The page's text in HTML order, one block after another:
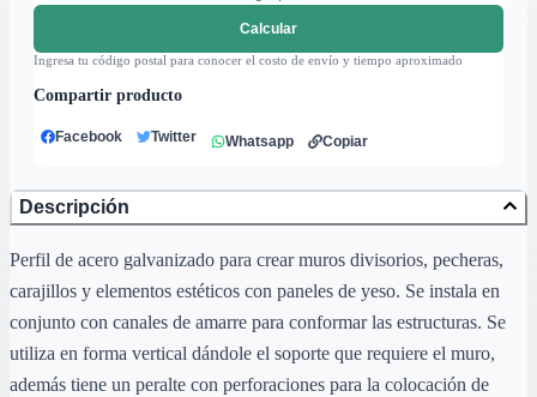
Calcular
Ingresa tu código postal para conocer el costo de envío y tiempo aproximado
Compartir producto
Facebook Twitter Whatsapp Copiar
Descripción
Perfil de acero galvanizado para crear muros divisorios, pecheras,
carajillos y elementos estéticos con paneles de yeso. Se instala en
conjunto con canales de amarre para conformar las estructuras. Se
utiliza en forma vertical dándole el soporte que requiere el muro,
además tiene un peralte con perforaciones para la colocación de